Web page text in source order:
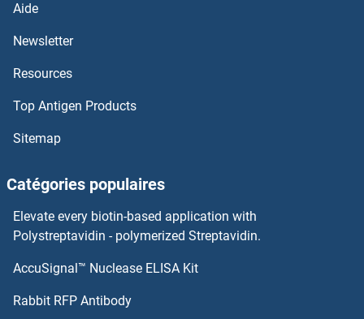
TMEM127 Kits ELISA
TMEM126A Kits ELISA
TM9SF1 Kits ELISA
Aide
Newsletter
Resources
Top Antigen Products
Sitemap
Catégories populaires
Elevate every biotin-based application with
Polystreptavidin - polymerized Streptavidin.
AccuSignal™ Nuclease ELISA Kit
Rabbit RFP Antibody